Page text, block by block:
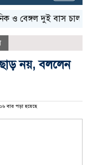
দুই বাস চালকের
ছাড় নয়, বললেন
বার পড়া হয়েছে